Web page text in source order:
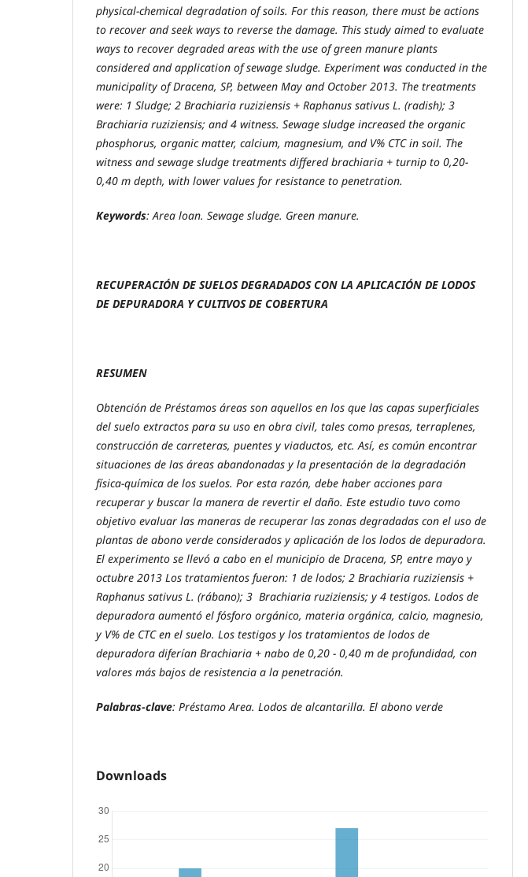
physical-chemical degradation of soils. For this reason, there must be actions
to recover and seek ways to reverse the damage. This study aimed to evaluate
ways to recover degraded areas with the use of green manure plants
considered and application of sewage sludge. Experiment was conducted in the
municipality of Dracena, SP, between May and October 2013. The treatments
were: 1 Sludge; 2 Brachiaria ruziziensis + Raphanus sativus L. (radish); 3
Brachiaria ruziziensis; and 4 witness. Sewage sludge increased the organic
phosphorus, organic matter, calcium, magnesium, and V% CTC in soil. The
witness and sewage sludge treatments differed brachiaria + turnip to 0,20-
0,40 m depth, with lower values ​​for resistance to penetration.
Keywords: Area loan. Sewage sludge. Green manure.
RECUPERACIÓN DE SUELOS DEGRADADOS CON LA APLICACIÓN DE LODOS
DE DEPURADORA Y CULTIVOS DE COBERTURA
RESUMEN
Obtención de Préstamos áreas son aquellos en los que las capas superficiales
del suelo extractos para su uso en obra civil, tales como presas, terraplenes,
construcción de carreteras, puentes y viaductos, etc. Así, es común encontrar
situaciones de las áreas abandonadas y la presentación de la degradación
física-química de los suelos. Por esta razón, debe haber acciones para
recuperar y buscar la manera de revertir el daño. Este estudio tuvo como
objetivo evaluar las maneras de recuperar las zonas degradadas con el uso de
plantas de abono verde considerados y aplicación de los lodos de depuradora.
El experimento se llevó a cabo en el municipio de Dracena, SP, entre mayo y
octubre 2013 Los tratamientos fueron: 1 de lodos; 2 Brachiaria ruziziensis +
Raphanus sativus L. (rábano); 3 Brachiaria ruziziensis; y 4 testigos. Lodos de
depuradora aumentó el fósforo orgánico, materia orgánica, calcio, magnesio,
y V% de CTC en el suelo. Los testigos y los tratamientos de lodos de
depuradora diferían Brachiaria + nabo de 0,20 - 0,40 m de profundidad, con
valores más bajos de resistencia a la penetración.
Palabras-clave: Préstamo Area. Lodos de alcantarilla. El abono verde
Downloads